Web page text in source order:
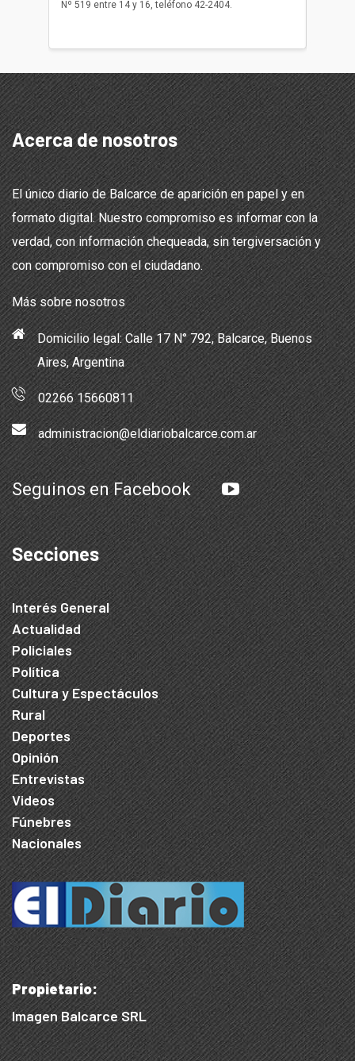
Nº 519 entre 14 y 16, teléfono 42-2404.
Acerca de nosotros
El único diario de Balcarce de aparición en papel y en
formato digital. Nuestro compromiso es informar con la
verdad, con información chequeada, sin tergiversación y
con compromiso con el ciudadano.
Más sobre nosotros
Domicilio legal: Calle 17 N° 792, Balcarce, Buenos
Aires, Argentina
02266 15660811
administracion@eldiariobalcarce.com.ar
Seguinos en Facebook
Secciones
Interés General
Actualidad
Policiales
Política
Cultura y Espectáculos
Rural
Deportes
Opinión
Entrevistas
Videos
Fúnebres
Nacionales
Propietario:
Imagen Balcarce SRL